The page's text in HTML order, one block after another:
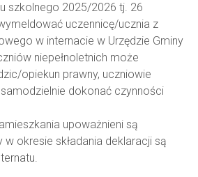
szkolnego 2025/2026 tj. 26
uczennicę/ucznia z
w internacie w Urzędzie Gminy
niepełnoletnich może
opiekun prawny, uczniowie
dokonać czynności
upoważnieni są
w okresie składania deklaracji są